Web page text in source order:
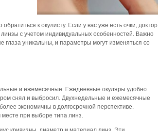
к окулисту. Если у вас уже есть очки, доктор
с учетом индивидуальных особенностей. Важно
уникальны, и параметры могут изменяться со
и ежемесячные. Ежедневные окуляры удобно
снял и выбросил. Двухнедельные и ежемесячные
экономичны в долгосрочной перспективе.
при выборе типа линз.